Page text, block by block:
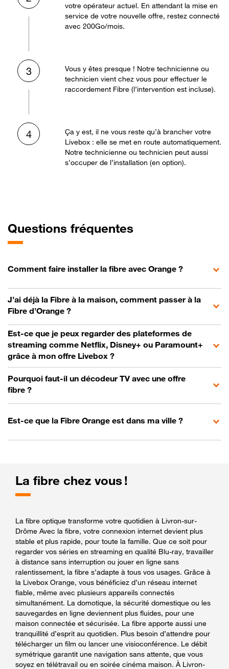
votre opérateur actuel. En attendant la mise en
service de votre nouvelle offre, restez connecté
avec 200Go/mois.
3
Vous y êtes presque ! Notre technicienne ou
technicien vient chez vous pour effectuer le
raccordement Fibre (l’intervention est incluse).
4
Ça y est, il ne vous reste qu’à brancher votre
Livebox : elle se met en route automatiquement.
Notre technicienne ou technicien peut aussi
s’occuper de l’installation (en option).
Questions fréquentes
Comment faire installer la fibre avec Orange ?
J’ai déjà la Fibre à la maison, comment passer à la
Fibre d’Orange ?
Est-ce que je peux regarder des plateformes de
streaming comme Netflix, Disney+ ou Paramount+
grâce à mon offre Livebox ?
Pourquoi faut-il un décodeur TV avec une offre
fibre ?
Est-ce que la Fibre Orange est dans ma ville ?
La fibre chez vous !
La fibre optique transforme votre quotidien à Livron-sur-
Drôme Avec la fibre, votre connexion internet devient plus
stable et plus rapide, pour toute la famille. Que ce soit pour
regarder vos séries en streaming en qualité Blu-ray, travailler
à distance sans interruption ou jouer en ligne sans
ralentissement, la fibre s’adapte à tous vos usages. Grâce à
la Livebox Orange, vous bénéficiez d’un réseau internet
fiable, même avec plusieurs appareils connectés
simultanément. La domotique, la sécurité domestique ou les
sauvegardes en ligne deviennent plus fluides, pour une
maison connectée et sécurisée. La fibre apporte aussi une
tranquillité d’esprit au quotidien. Plus besoin d’attendre pour
télécharger un film ou lancer une visioconférence. Le débit
symétrique garantit une navigation sans attente, que vous
soyez en télétravail ou en soirée cinéma maison. À Livron-